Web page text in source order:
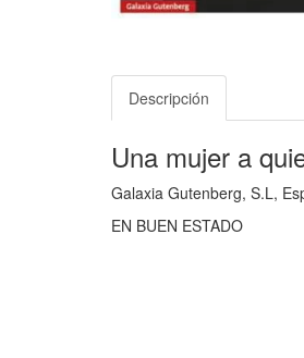
Descripción
Una mujer a
Galaxia Gutenberg, S.L,
EN BUEN ESTADO